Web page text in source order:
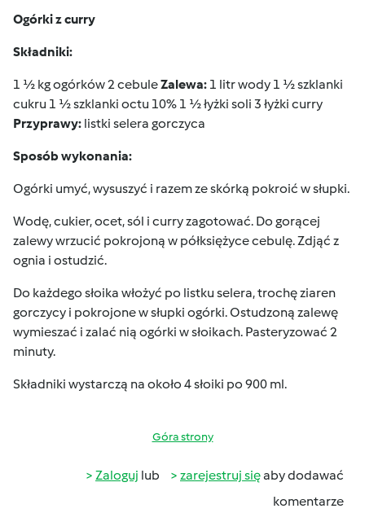
Ogórki z curry
Składniki:
1 ½ kg ogórków 2 cebuleZalewa: 1 litr wody 1 ½ szklanki
cukru 1 ½ szklanki octu 10% 1 ½ łyżki soli 3 łyżki curry
Przyprawy: listki selera gorczyca
Sposób wykonania:
Ogórki umyć, wysuszyć i razem ze skórką pokroić w słupki.
Wodę, cukier, ocet, sól i curry zagotować. Do gorącej
zalewy wrzucić pokrojoną w półksiężyce cebulę. Zdjąć z
ognia i ostudzić.
Do każdego słoika włożyć po listku selera, trochę ziaren
gorczycy i pokrojone w słupki ogórki. Ostudzoną zalewę
wymieszać i zalać nią ogórki w słoikach. Pasteryzować 2
minuty.
Składniki wystarczą na około 4 słoiki po 900 ml.
Góra strony
Zaloguj lub zarejestruj sięaby dodawać
komentarze